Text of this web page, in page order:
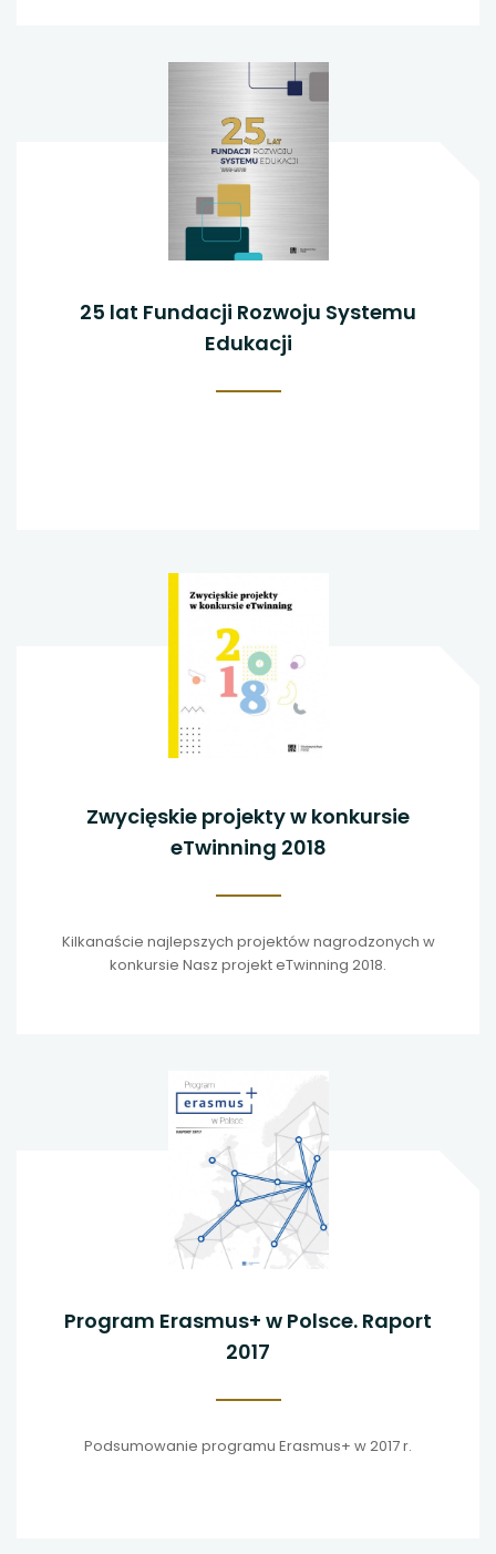
25 lat Fundacji Rozwoju Systemu
Edukacji
Zwycięskie projekty w konkursie
eTwinning 2018
Kilkanaście najlepszych projektów nagrodzonych w
konkursie Nasz projekt eTwinning 2018.
Program Erasmus+ w Polsce. Raport
2017
Podsumowanie programu Erasmus+ w 2017 r.